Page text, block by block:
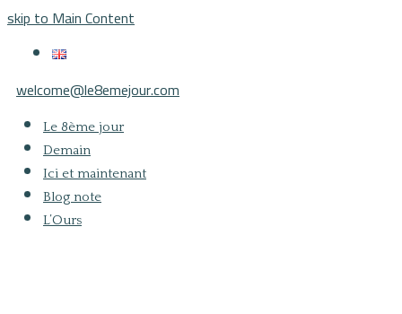
skip to Main Content
welcome@le8emejour.com
Le 8ème jour
Demain
Ici et maintenant
Blog note
L’Ours